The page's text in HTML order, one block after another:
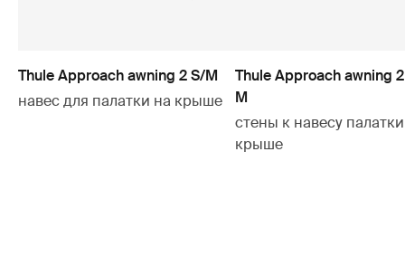
Thule Approach awning 2 S/M
навес для палатки на крыше
Thule Approach awning
M
стены к навесу
крыше